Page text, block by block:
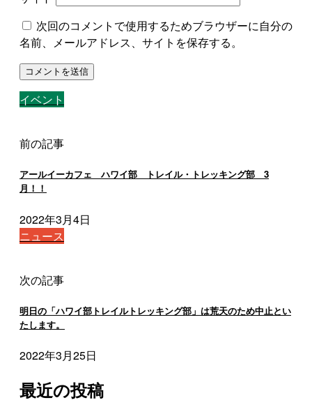
次回のコメントで使用するためブラウザーに自分の
名前、メールアドレス、サイトを保存する。
イベント
前の記事
アールイーカフェ ハワイ部 トレイル・トレッキング部 3
月！！
2022年3月4日
ニュース
次の記事
明日の「ハワイ部トレイルトレッキング部」は荒天のため中止とい
たします。
2022年3月25日
最近の投稿